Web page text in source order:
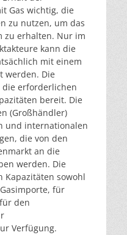
Gas wichtig, die
zu nutzen, um das
zu erhalten. Nur im
kann die
mit einem
werden. Die
die erforderlichen
bereit. Die
(Großhändler)
und internationalen
die von den
an die
werden. Die
Kapazitäten sowohl
für
den
Verfügung.